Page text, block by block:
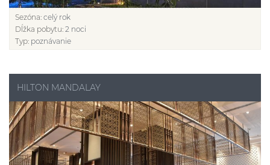
Sezóna: celý rok
Dĺžka pobytu: 2 noci
Typ: poznávanie
HILTON MANDALAY